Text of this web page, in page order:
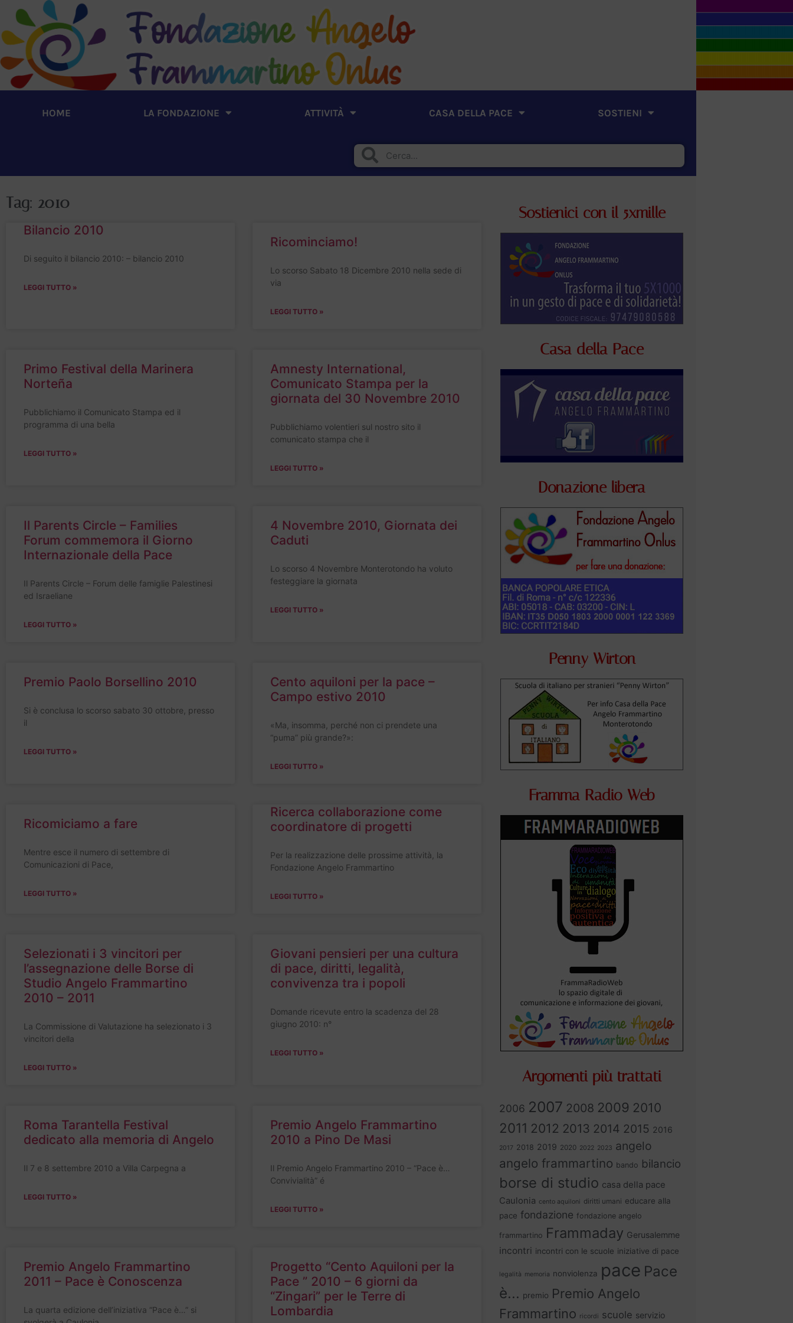
HOME LA FONDAZIONE ATTIVITÀ CASA DELLA PACE SOSTIENI
Tag: 2010
Bilancio 2010
Di seguito il bilancio 2010: – bilancio 2010
LEGGI TUTTO »
Ricominciamo!
Lo scorso Sabato 18 Dicembre 2010 nella sede di
via
LEGGI TUTTO »
Primo Festival della Marinera
Norteña
Pubblichiamo il Comunicato Stampa ed il
programma di una bella
LEGGI TUTTO »
Amnesty International,
Comunicato Stampa per la
giornata del 30 Novembre 2010
Pubblichiamo volentieri sul nostro sito il
comunicato stampa che il
LEGGI TUTTO »
Il Parents Circle – Families
Forum commemora il Giorno
Internazionale della Pace
Il Parents Circle – Forum delle famiglie Palestinesi
ed Israeliane
LEGGI TUTTO »
4 Novembre 2010, Giornata dei
Caduti
Lo scorso 4 Novembre Monterotondo ha voluto
festeggiare la giornata
LEGGI TUTTO »
Premio Paolo Borsellino 2010
Si è conclusa lo scorso sabato 30 ottobre, presso
il
LEGGI TUTTO »
Cento aquiloni per la pace –
Campo estivo 2010
«Ma, insomma, perché non ci prendete una
“puma” più grande?»:
LEGGI TUTTO »
Ricomiciamo a fare
Mentre esce il numero di settembre di
Comunicazioni di Pace,
LEGGI TUTTO »
Ricerca collaborazione come
coordinatore di progetti
Per la realizzazione delle prossime attività, la
Fondazione Angelo Frammartino
LEGGI TUTTO »
Selezionati i 3 vincitori per
l’assegnazione delle Borse di
Studio Angelo Frammartino
2010 – 2011
La Commissione di Valutazione ha selezionato i 3
vincitori della
LEGGI TUTTO »
Giovani pensieri per una cultura
di pace, diritti, legalità,
convivenza tra i popoli
Domande ricevute entro la scadenza del 28
giugno 2010: n°
LEGGI TUTTO »
Roma Tarantella Festival
dedicato alla memoria di Angelo
Il 7 e 8 settembre 2010 a Villa Carpegna a
LEGGI TUTTO »
Premio Angelo Frammartino
2010 a Pino De Masi
Il Premio Angelo Frammartino 2010 – “Pace è…
Convivialità” é
LEGGI TUTTO »
Premio Angelo Frammartino
2011 – Pace è Conoscenza
La quarta edizione dell’iniziativa “Pace è…” si
Progetto “Cento Aquiloni per la
Pace ” 2010 – 6 giorni da
“Zingari” per le Terre di
Lombardia
Sostienici con il 5xmille
Casa della Pace
Donazione libera
Penny Wirton
Framma Radio Web
Argomenti più trattati
2006 2007 2008 2009 2010
2011 2012 2013 2014 2015 2016
2017 2018 2019 2020 2022 2023 angelo
angelo frammartino bando bilancio
borse di studio casa della pace
Caulonia cento aquiloni diritti umani educare alla
pace fondazione fondazione angelo
frammartino Frammaday Gerusalemme
incontri incontri con le scuole iniziative di pace
legalità memoria nonviolenza pace Pace
è... premio Premio Angelo
Frammartino ricordi scuole servizio